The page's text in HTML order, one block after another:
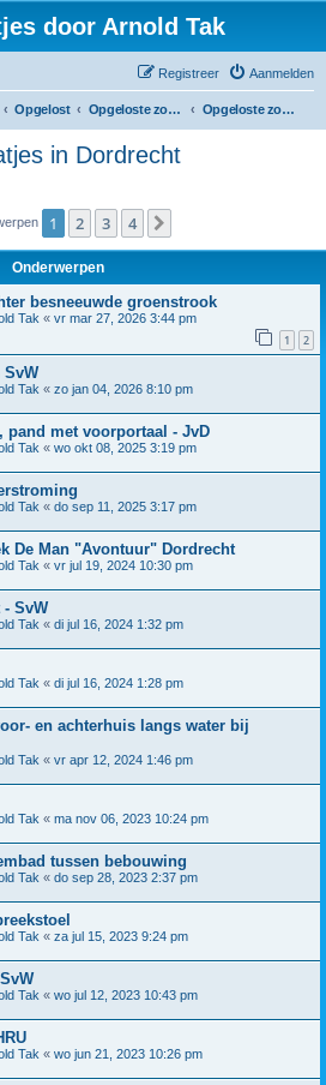
door Arnold Tak
Aanmelden
Registreer
Opgelost Opgeloste zoekplaatjes in Zuid-Holland Opgeloste zoekplaatjes in Dordrecht
in Dordrecht
1 2 3 4
Onderwerpen
besneeuwde groenstrook
Tak « vr mar 27, 2026 3:44 pm
1 2
SvW
Tak « zo jan 04, 2026 8:10 pm
pand met voorportaal - JvD
Tak « wo okt 08, 2025 3:19 pm
Tak « do sep 11, 2025 3:17 pm
De Man "Avontuur" Dordrecht
Tak « vr jul 19, 2024 10:30 pm
- SvW
Tak « di jul 16, 2024 1:32 pm
Tak « di jul 16, 2024 1:28 pm
en achterhuis langs water bij
Tak « vr apr 12, 2024 1:46 pm
Tak « ma nov 06, 2023 10:24 pm
tussen bebouwing
Tak « do sep 28, 2023 2:37 pm
Tak « za jul 15, 2023 9:24 pm
Tak « wo jul 12, 2023 10:43 pm
Tak « wo jun 21, 2023 10:26 pm